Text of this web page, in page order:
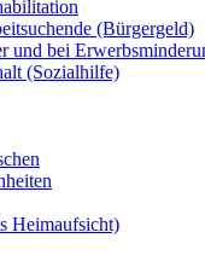
(Bürgergeld)
und bei
(Sozialhilfe)
Heimaufsicht)